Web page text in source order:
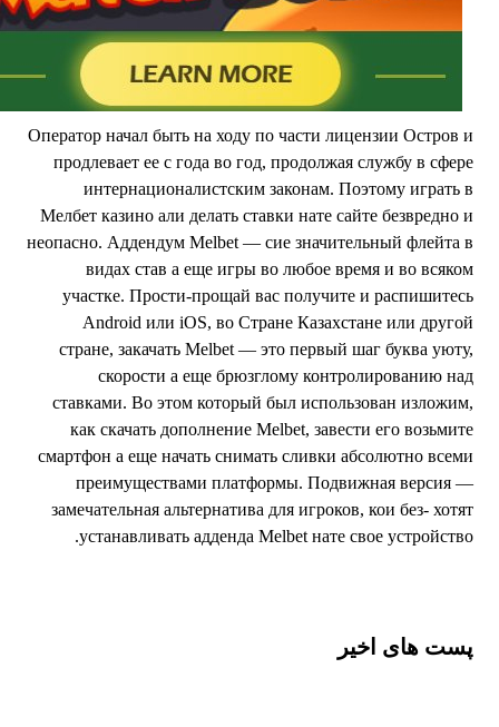
Оператор начал быть на ходу по части лицензии Остров
продлевает ее с года во год, продолжая службу в
интернационалистским законам. Поэтому играть
Мелбет казино али делать ставки нате сайте безвредно
неопасно. Аддендум Melbet — сие значительный флейта
видах став а еще игры во любое время и во
участке. Прости-прощай вас получите и
Android или iOS, во Стране Казахстане или
стране, закачать Melbet — это первый шаг буква
скорости а еще брюзглому контролированию
ставками. Во этом который был использован
как скачать дополнение Melbet, завести его
смартфон а еще начать снимать сливки абсолютно
преимуществами платформы. Подвижная версия
замечательная альтернатива для игроков, кои без-
устанавливать адденда Melbet нате свое
های اخیر